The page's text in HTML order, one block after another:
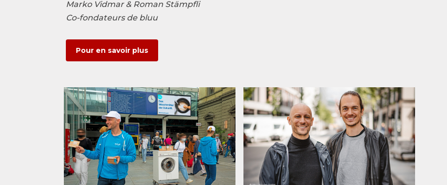
Marko Vidmar & Roman Stämpfli
Co-fondateurs de bluu
Pour en savoir plus